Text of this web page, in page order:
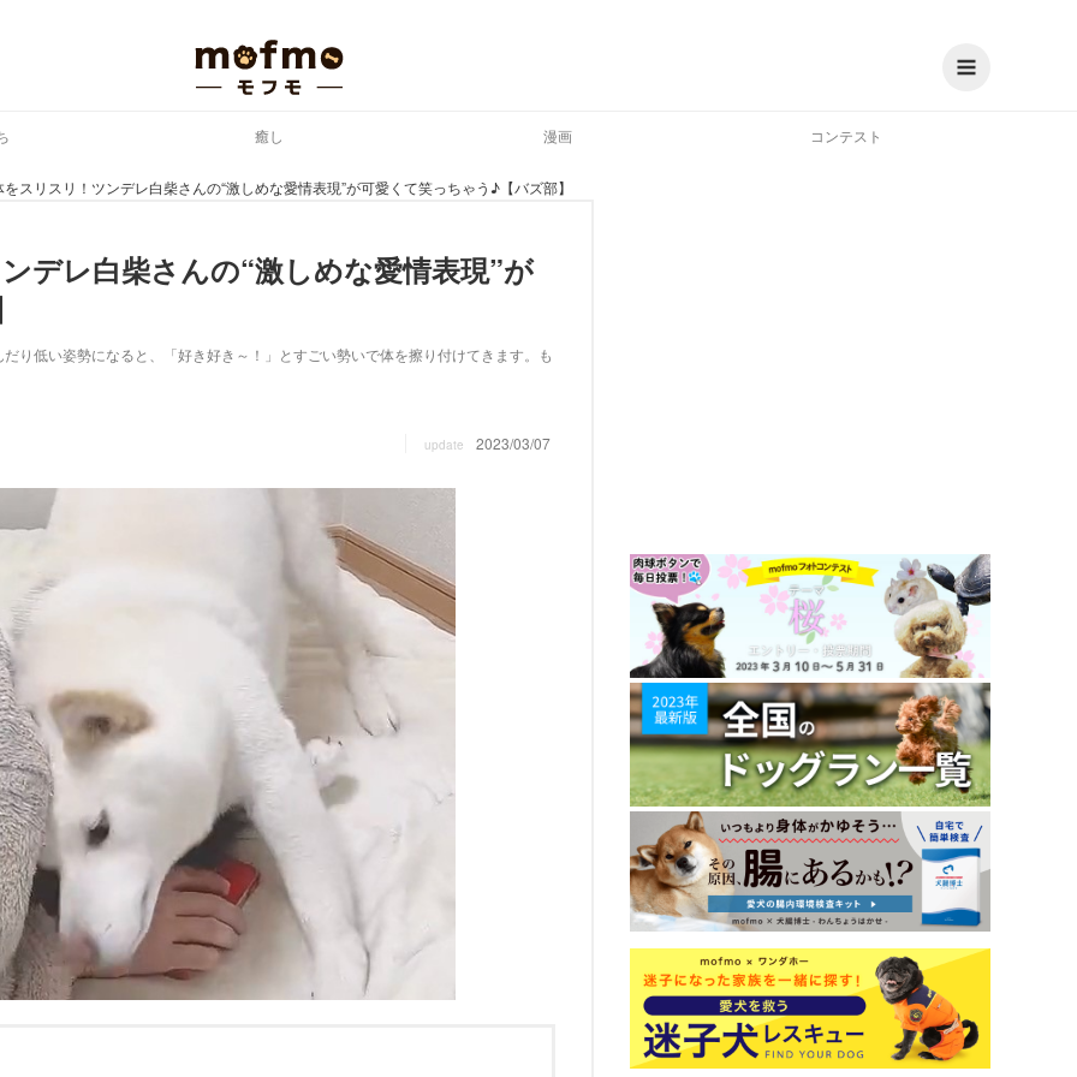
癒し 漫画 コンテスト
スリスリ！ツンデレ白柴さんの“激しめな愛情表現”が可愛くて笑っちゃう♪【バズ部】
デレ白柴さんの“激しめな愛情表現”が
り低い姿勢になると、「好き好き～！」とすごい勢いで体を擦り付けてきます。も
update 2023/03/07